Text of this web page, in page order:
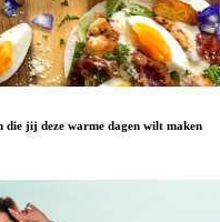
die jij deze warme dagen wilt maken